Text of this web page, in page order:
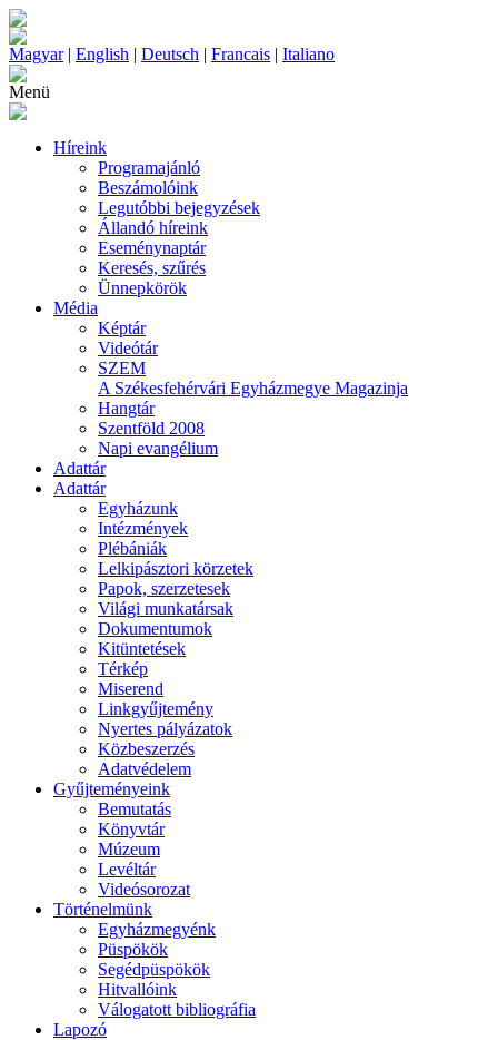
Magyar| English | Deutsch | Francais | Italiano
Menü
Híreink
Programajánló
Beszámolóink
Legutóbbi bejegyzések
Állandó híreink
Eseménynaptár
Keresés, szűrés
Ünnepkörök
Média
Képtár
Videótár
SZEM
A Székesfehérvári Egyházmegye Magazinja
Hangtár
Szentföld 2008
Napi evangélium
Adattár
Adattár
Egyházunk
Intézmények
Plébániák
Lelkipásztori körzetek
Papok, szerzetesek
Világi munkatársak
Dokumentumok
Kitüntetések
Térkép
Miserend
Linkgyűjtemény
Nyertes pályázatok
Közbeszerzés
Adatvédelem
Gyűjteményeink
Bemutatás
Könyvtár
Múzeum
Levéltár
Videósorozat
Történelmünk
Egyházmegyénk
Püspökök
Segédpüspökök
Hitvallóink
Válogatott bibliográfia
Lapozó